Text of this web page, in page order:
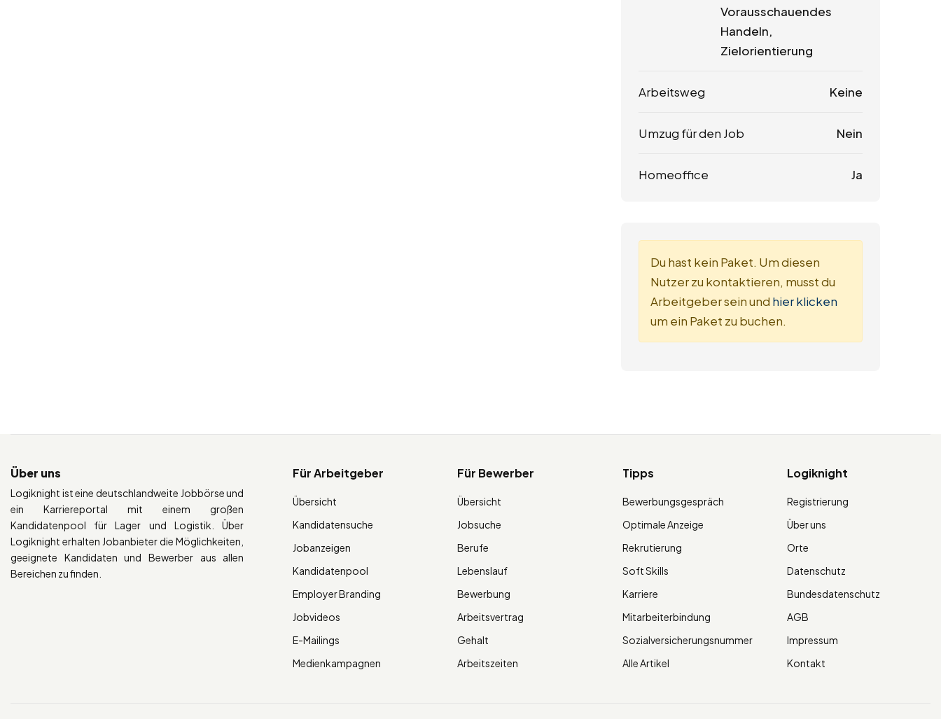
Vorausschauendes
Handeln,
Zielorientierung
Arbeitsweg Keine
Umzug für den Job Nein
Homeoffice Ja
Du hast kein Paket. Um diesen
Nutzer zu kontaktieren, musst du
Arbeitgeber sein und hier klicken
um ein Paket zu buchen.
Über uns
Logiknight ist eine deutschlandweite Jobbörse und
ein Karriereportal mit einem großen
Kandidatenpool für Lager und Logistik. Über
Logiknight erhalten Jobanbieter die Möglichkeiten,
geeignete Kandidaten und Bewerber aus allen
Bereichen zu finden.
Für Arbeitgeber
Übersicht
Kandidatensuche
Jobanzeigen
Kandidatenpool
Employer Branding
Jobvideos
E-Mailings
Medienkampagnen
Für Bewerber
Übersicht
Jobsuche
Berufe
Lebenslauf
Bewerbung
Arbeitsvertrag
Gehalt
Arbeitszeiten
Tipps
Bewerbungsgespräch
Optimale Anzeige
Rekrutierung
Soft Skills
Karriere
Mitarbeiterbindung
Sozialversicherungsnummer
Alle Artikel
Logiknight
Registrierung
Über uns
Orte
Datenschutz
Bundesdatenschutz
AGB
Impressum
Kontakt